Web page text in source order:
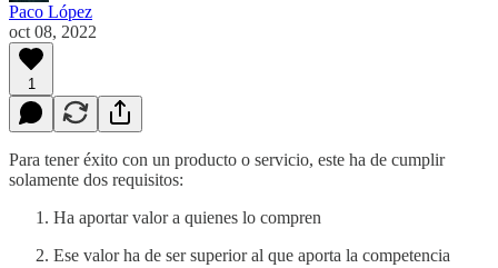
Paco López
oct 08, 2022
1
Para tener éxito con un producto o servicio, este ha de cumplir
solamente dos requisitos:
Ha aportar valor a quienes lo compren
Ese valor ha de ser superior al que aporta la competencia